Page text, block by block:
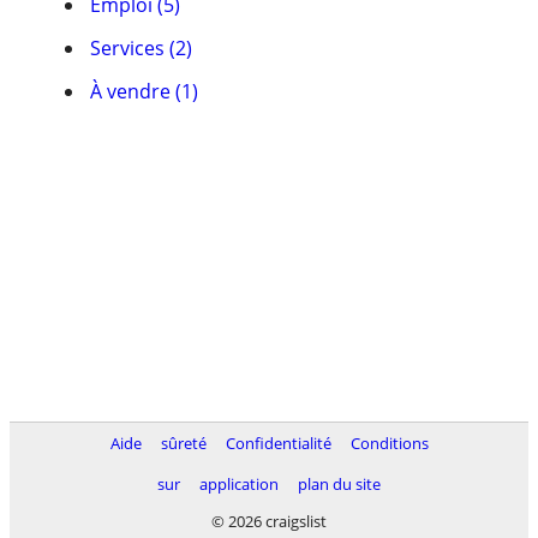
Services (2)
À vendre (1)
Aide sûreté Confidentialité
Conditions
sur
application
plan du site
© 2026 craigslist